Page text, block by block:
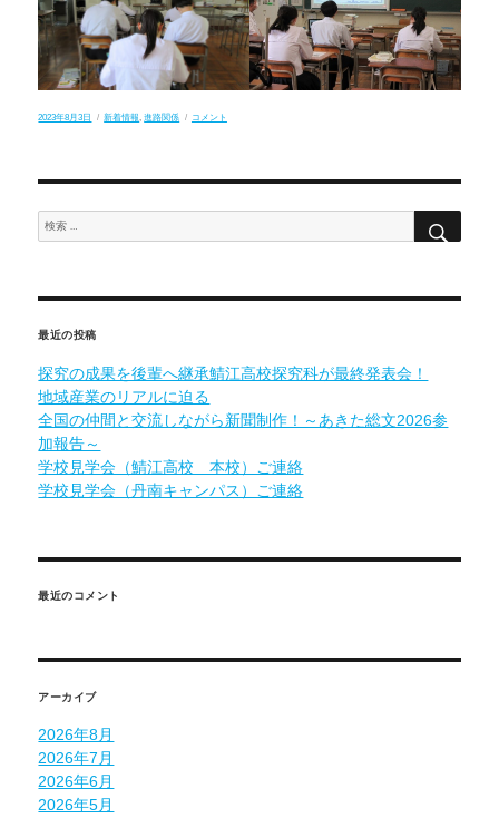
投
2023年8月3日
カ
新着情報 ,進路関係
福
イ
明
会
に
コメント
検
索:
検
最近の投稿
探究の成果を後輩へ継承鯖江高校探究科が最終発表会！
地域産業のリアルに迫る
全国の仲間と交流しながら新聞制作！～あきた総文2026参
加報告～
学校見学会（鯖江高校 本校）ご連絡
学校見学会（丹南キャンパス）ご連絡
最近のコメント
アーカイブ
2026年8月
2026年7月
2026年6月
2026年5月